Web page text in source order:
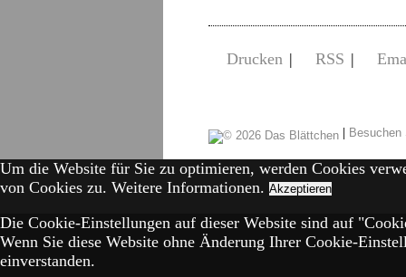
Drucken | RSS |
|
Um die Website für Sie zu optimieren, werden Cookies
von Cookies zu. Weitere Informationen. Akzeptieren
Die Cookie-Einstellungen auf dieser Website sind auf
Wenn Sie diese Website ohne Änderung Ihrer Cookie-
einverstanden.